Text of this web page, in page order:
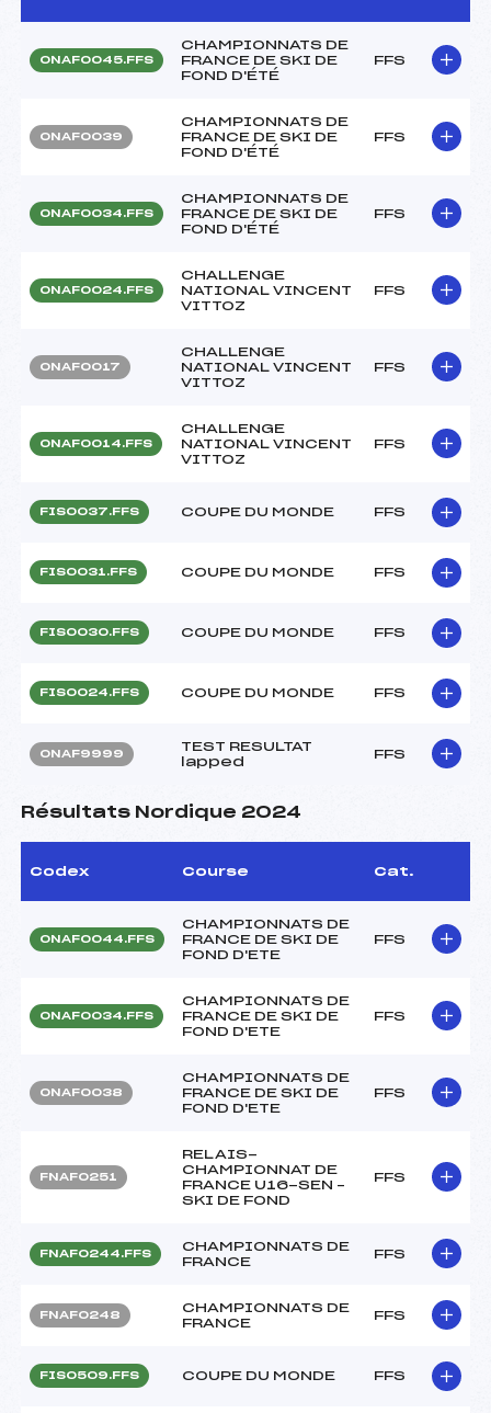
ONAF0045.FFS
CHAMPIONNATS DE
FRANCE DE SKI DE
FOND D'ÉTÉ
FFS
ONAF0039
CHAMPIONNATS DE
FRANCE DE SKI DE
FOND D'ÉTÉ
FFS
ONAF0034.FFS
CHAMPIONNATS DE
FRANCE DE SKI DE
FOND D'ÉTÉ
FFS
ONAF0024.FFS
CHALLENGE
NATIONAL VINCENT
VITTOZ
FFS
ONAF0017
CHALLENGE
NATIONAL VINCENT
VITTOZ
FFS
ONAF0014.FFS
CHALLENGE
NATIONAL VINCENT
VITTOZ
FFS
FIS0037.FFS COUPE DU MONDE FFS
FIS0031.FFS COUPE DU MONDE FFS
FIS0030.FFS COUPE DU MONDE FFS
FIS0024.FFS COUPE DU MONDE FFS
ONAF9999
TEST RESULTAT
lapped
FFS
Résultats Nordique 2024
Codex Course Cat.
ONAF0044.FFS
CHAMPIONNATS DE
FRANCE DE SKI DE
FOND D'ETE
FFS
ONAF0034.FFS
CHAMPIONNATS DE
FRANCE DE SKI DE
FOND D'ETE
FFS
ONAF0038
CHAMPIONNATS DE
FRANCE DE SKI DE
FOND D'ETE
FFS
FNAF0251
RELAIS-
CHAMPIONNAT DE
FRANCE U16-SEN –
SKI DE FOND
FFS
FNAF0244.FFS
CHAMPIONNATS DE
FRANCE
FFS
FNAF0248
CHAMPIONNATS DE
FRANCE
FFS
FIS0509.FFS COUPE DU MONDE FFS